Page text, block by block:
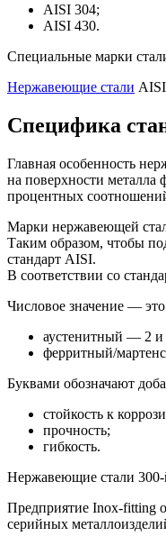
AISI 304;
AISI 430.
Специальные марки
Нержавеющие стали
Специфика
Главная особенность
на поверхности металла
процентных
Марки нержавеющей
Таким образом, чтобы
стандарт AISI.
В соответствии со
Числовое значение —
аустенитный — 2 и
ферритный/
Буквами обозначают
стойкость к
прочность;
гибкость.
Нержавеющие стали 300-
Предприятие Inox-fitting
серийных